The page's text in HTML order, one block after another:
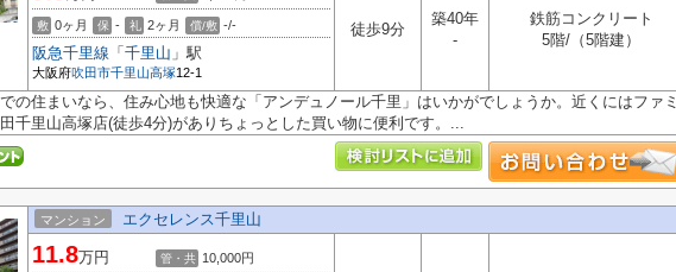
敷 0ヶ月 保 - 礼 2ヶ月 償/敷 -/-
阪急千里線 「 千里山 」駅
大阪府吹田市千里山高塚12-1
徒歩9分
築40年
-
鉄筋コンクリート
5階/（5階建）
の住まいなら、住み心地も快適な「アンデュノール千里」はいかがでしょうか。近くにはファミ
千里山高塚店(徒歩4分)がありちょっとした買い物に便利です。...
マンション エクセレンス千里山
11.8万円 管・共 10,000円